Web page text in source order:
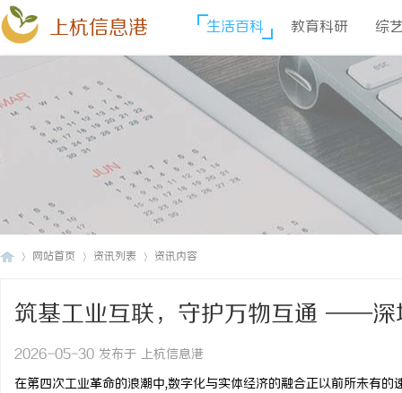
上杭信息港 生活百科 教育科研 综
网站首页 资讯列表 资讯内容
筑基工业互联，守护万物互通 ——深
炎兵
2026-05-30 发布于 上杭信息港
在第四次工业革命的浪潮中,数字化与实体经济的融合正以前所未有